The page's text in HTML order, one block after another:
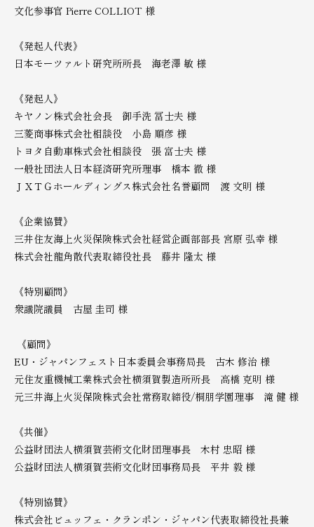
文化参事官 Pierre COLLIOT 様
《発起人代表》
日本モーツァルト研究所所長 海老澤 敏 様
《発起人》
キヤノン株式会社会長 御手洗 冨士夫 様
三菱商事株式会社相談役 小島 順彦 様
トヨタ自動車株式会社相談役 張 富士夫 様
一般社団法人日本経済研究所理事 橋本 徹 様
ＪＸＴＧホールディングス株式会社名誉顧問 渡 文明 様
《企業協賛》
三井住友海上火災保険株式会社経営企画部部長 宮原 弘幸 様
株式会社龍角散代表取締役社長 藤井 隆太 様
《特別顧問》
衆議院議員 古屋 圭司 様
《顧問》
EU・ジャパンフェスト日本委員会事務局長 古木 修治 様
元住友重機械工業株式会社横須賀製造所所長 高橋 克明 様
元三井海上火災保険株式会社常務取締役/桐朋学園理事 滝 健 様
《共催》
公益財団法人横須賀芸術文化財団理事長 木村 忠昭 様
公益財団法人横須賀芸術文化財団事務局長 平井 毅 様
《特別協賛》
株式会社ビュッフェ・クランポン・ジャパン代表取締役社長兼